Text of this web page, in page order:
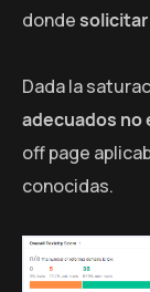
dondesolicitar
Dada la
adecuados no
off page
conocidas.